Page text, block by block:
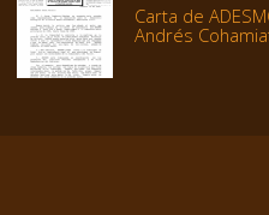
Carta de
Andrés